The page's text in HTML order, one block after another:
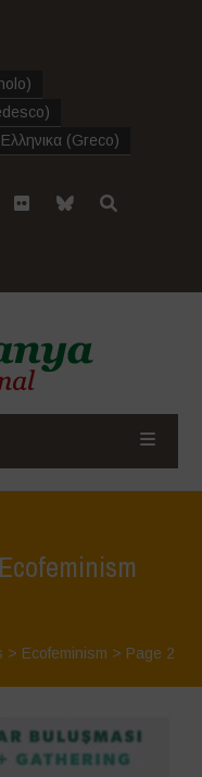
)
)
Ελληνικα (Greco)
> Ecofeminism > Page 2